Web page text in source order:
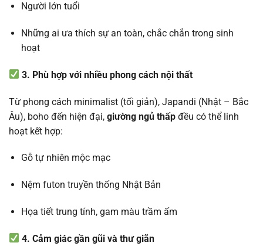
Người lớn tuổi
Những ai ưa thích sự an toàn, chắc chắn trong sinh
hoạt
3. Phù hợp với nhiều phong cách nội thất
Từ phong cách minimalist (tối giản), Japandi (Nhật – Bắc
Âu), boho đến hiện đại, giường ngủ thấp đều có thể linh
hoạt kết hợp:
Gỗ tự nhiên mộc mạc
Nệm futon truyền thống Nhật Bản
Họa tiết trung tính, gam màu trầm ấm
4. Cảm giác gần gũi và thư giãn